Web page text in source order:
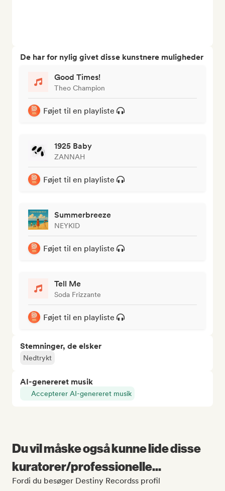
De har for nylig givet disse kunstnere muligheder
Good Times!
Theo Champion
Føjet til en playliste
1925 Baby
ZANNAH
Føjet til en playliste
Summerbreeze
NEYKID
Føjet til en playliste
Tell Me
Soda Frizzante
Føjet til en playliste
Stemninger, de elsker
Nedtrykt
AI-genereret musik
Accepterer AI-genereret musik
Du vil måske også kunne lide disse
kuratorer/professionelle...
Fordi du besøger Destiny Recordss profil